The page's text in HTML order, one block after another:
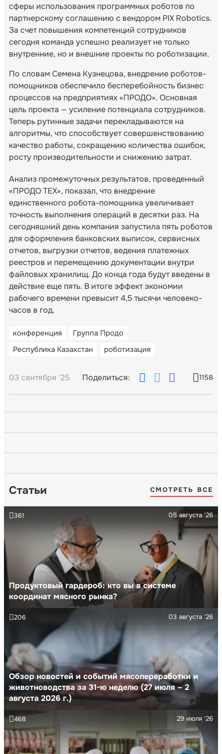
сферы использования программных роботов по
партнерскому соглашению с вендором PIX Robotics.
За счет повышения компетенций сотрудников
сегодня команда успешно реализует не только
внутренние, но и внешние проекты по роботизации.
По словам Семена Кузнецова, внедрение роботов-
помощников обеспечило бесперебойность бизнес
процессов на предприятиях «ПРОДО». Основная
цель проекта — усиление потенциала сотрудников.
Теперь рутинные задачи перекладываются на
алгоритмы, что способствует совершенствованию
качество работы, сокращению количества ошибок,
росту производительности и снижению затрат.
Анализ промежуточных результатов, проведенный
«ПРОДО ТЕХ», показал, что внедрение
единственного робота-помощника увеличивает
точность выполнения операций в десятки раз. На
сегодняшний день компания запустила пять роботов
для оформления банковских выписок, сервисных
отчетов, выгрузки отчетов, ведения платежных
реестров и перемещению документации внутри
файловых хранилищ. До конца года будут введены в
действие еще пять. В итоге эффект экономии
рабочего времени превысит 4,5 тысячи человеко-
часов в год.
конференция
Группа Продо
Республика Казахстан
роботизация
03 сентября '25 Поделиться: 1158
Статьи СМОТРЕТЬ ВСЕ
Продуктовый гардероб: кто вы в системе
координат мясного рынка?
05 августа '26
361
Обзор новостей и событий мясопереработки и
животноводства за 31-ю неделю (27 июля – 2
августа 2026 г.)
03 августа '26
206
29 июля '26
468